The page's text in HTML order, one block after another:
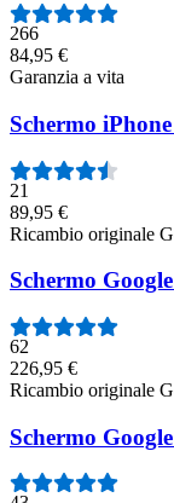
266
84,95 €
Garanzia a vita
Schermo
21
89,95 €
Ricambio originale
Schermo
62
226,95 €
Ricambio originale
Schermo